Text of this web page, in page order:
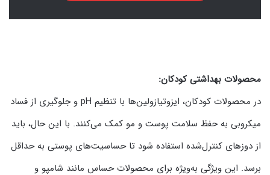
محصولات بهداشتی کودکان:
در محصولات کودکان، ایزوتیازولین‌ها با تنظیم pH و جلوگیری از فساد
میکروبی به حفظ سلامت پوست و مو کمک می‌کنند. با این حال، باید
از دوزهای کنترل‌شده استفاده شود تا حساسیت‌های پوستی به حداقل
برسد. این ویژگی به‌ویژه برای محصولات حساس مانند شامپو و